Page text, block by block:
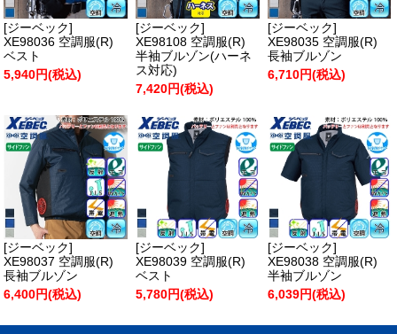
[ジーベック]
XE98036 空調服(R)
ベスト
5,940円(税込)
[ジーベック]
XE98108 空調服(R)
半袖ブルゾン(ハーネ
ス対応)
7,420円(税込)
[ジーベック]
XE98035 空調服(R)
長袖ブルゾン
6,710円(税込)
[ジーベック]
XE98037 空調服(R)
長袖ブルゾン
6,400円(税込)
[ジーベック]
XE98039 空調服(R)
ベスト
5,780円(税込)
[ジーベック]
XE98038 空調服(R)
半袖ブルゾン
6,039円(税込)